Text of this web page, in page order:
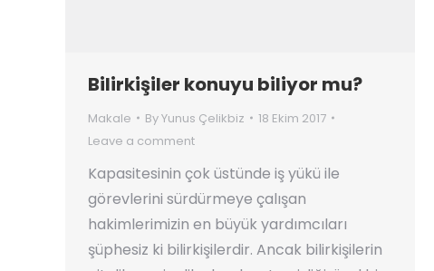
Bilirkişiler konuyu biliyor mu?
Makale ByYunus Çelikbiz
18 Ekim 2017
Leave a comment
Kapasitesinin çok üstünde iş yükü ile
görevlerini sürdürmeye çalışan
hakimlerimizin en büyük yardımcıları
şüphesiz ki bilirkişilerdir. Ancak bilirkişilerin